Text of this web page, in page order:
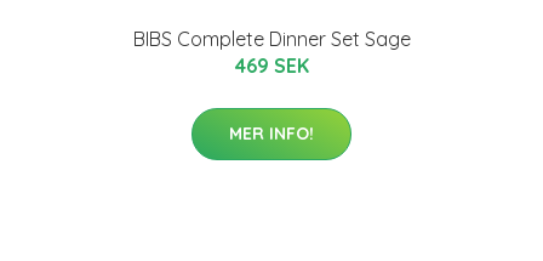
BIBS Complete Dinner Set Sage
469 SEK
MER INFO!